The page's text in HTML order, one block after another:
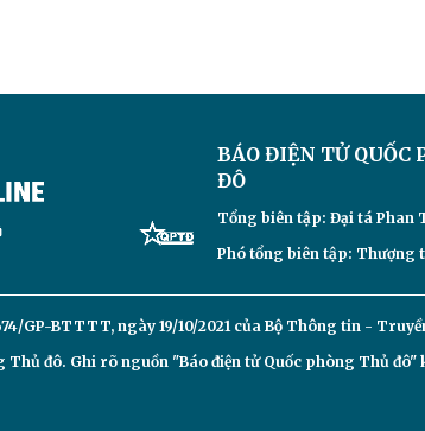
BÁO ĐIỆN TỬQUỐC
ĐÔ
Tổng biên tập: Đại tá Phan
Phó tổng biên tập: Thượng
GP-BTTTT, ngày 19/10/2021 của Bộ Thông tin -
Thủ đô. Ghi rõ nguồn "Báo điện tử Quốc phòng Thủ